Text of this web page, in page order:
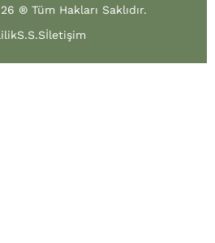
® Tüm Hakları Saklıdır.
S.S.Sİletişim